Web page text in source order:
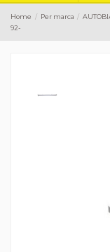
Home Per marca
92-